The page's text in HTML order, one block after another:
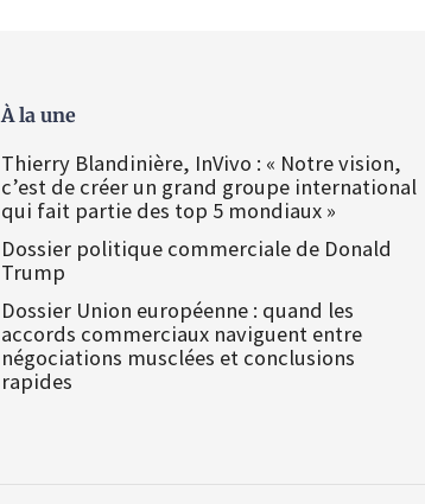
À la une
Thierry Blandinière, InVivo : « Notre vision,
c’est de créer un grand groupe international
qui fait partie des top 5 mondiaux »
Dossier politique commerciale de Donald
Trump
Dossier Union européenne : quand les
accords commerciaux naviguent entre
négociations musclées et conclusions
rapides